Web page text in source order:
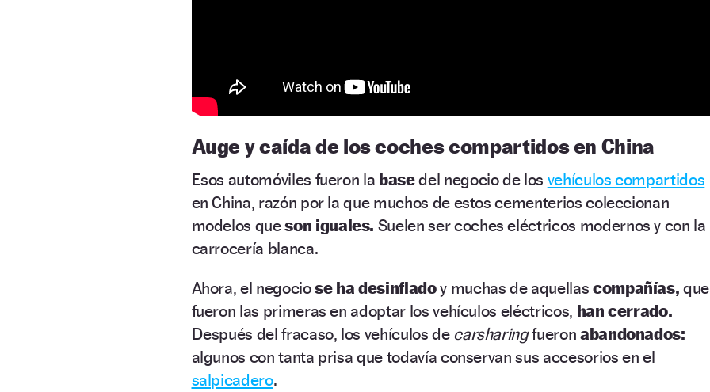
Auge y caída de los coches compartidos en China
Esos automóviles fueron la basedel negocio de los vehículos compartidos
en China, razón por la que muchos de estos cementerios coleccionan
modelos queson iguales. Suelen ser coches eléctricos modernos y con la
carrocería blanca.
Ahora, el negociose ha desinfladoy muchas de aquellas compañías, que
fueron las primeras en adoptar los vehículos eléctricos, han cerrado.
Después del fracaso, los vehículos de carsharingfueron abandonados:
algunos con tanta prisa que todavía conservan sus accesorios en el
salpicadero.